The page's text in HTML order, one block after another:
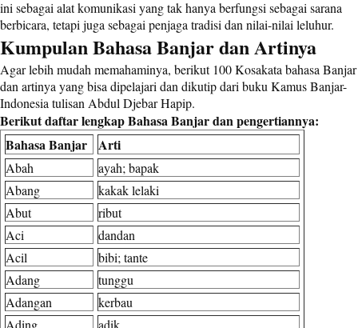
ini sebagai alat komunikasi yang tak hanya berfungsi sebagai sarana
berbicara, tetapi juga sebagai penjaga tradisi dan nilai-nilai leluhur.
Kumpulan Bahasa Banjar dan Artinya
Agar lebih mudah memahaminya, berikut 100 Kosakata bahasa Banjar
dan artinya yang bisa dipelajari dan dikutip dari buku Kamus Banjar-
Indonesia tulisan Abdul Djebar Hapip.
Berikut daftar lengkap Bahasa Banjar dan pengertiannya:
Bahasa Banjar
Arti
Abah
ayah; bapak
Abang
kakak lelaki
Abut
ribut
Aci
dandan
Acil
bibi; tante
Adang
tunggu
Adangan
kerbau
Ading
adik